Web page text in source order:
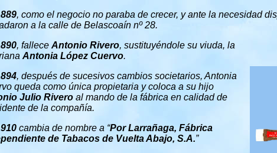
, como el negocio no paraba de crecer, y ante la necesidad
a la calle de Belascoaín nº 28.
, fallece Antonio Rivero, sustituyéndole su viuda, la
Antonia López Cuervo.
, después de sucesivos cambios societarios, Antonia
queda como única propietaria y coloca a su hijo
Julio Rivero al mando de la fábrica en calidad de
de la compañía.
cambia de nombre a “Por Larrañaga, Fábrica
de Tabacos de Vuelta Abajo, S.A.”